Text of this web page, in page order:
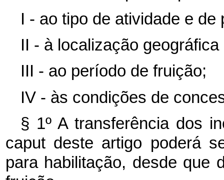
I - ao tipo de atividade e de
II - à localização
III - ao período de fruição;
IV - às condições de
§ 1º A transferência dos
caput deste artigo poderá
para habilitação, desde que